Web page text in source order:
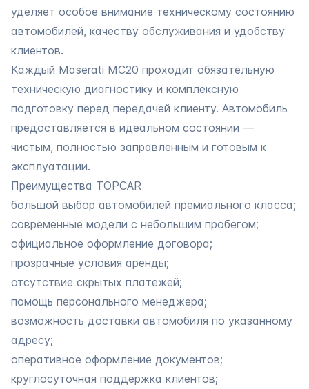
уделяет особое внимание техническому состоянию
автомобилей, качеству обслуживания и удобству
клиентов.
Каждый Maserati MC20 проходит обязательную
техническую диагностику и комплексную
подготовку перед передачей клиенту. Автомобиль
предоставляется в идеальном состоянии —
чистым, полностью заправленным и готовым к
эксплуатации.
Преимущества TOPCAR
большой выбор автомобилей премиального класса;
современные модели с небольшим пробегом;
официальное оформление договора;
прозрачные условия аренды;
отсутствие скрытых платежей;
помощь персонального менеджера;
возможность доставки автомобиля по указанному
адресу;
оперативное оформление документов;
круглосуточная поддержка клиентов;